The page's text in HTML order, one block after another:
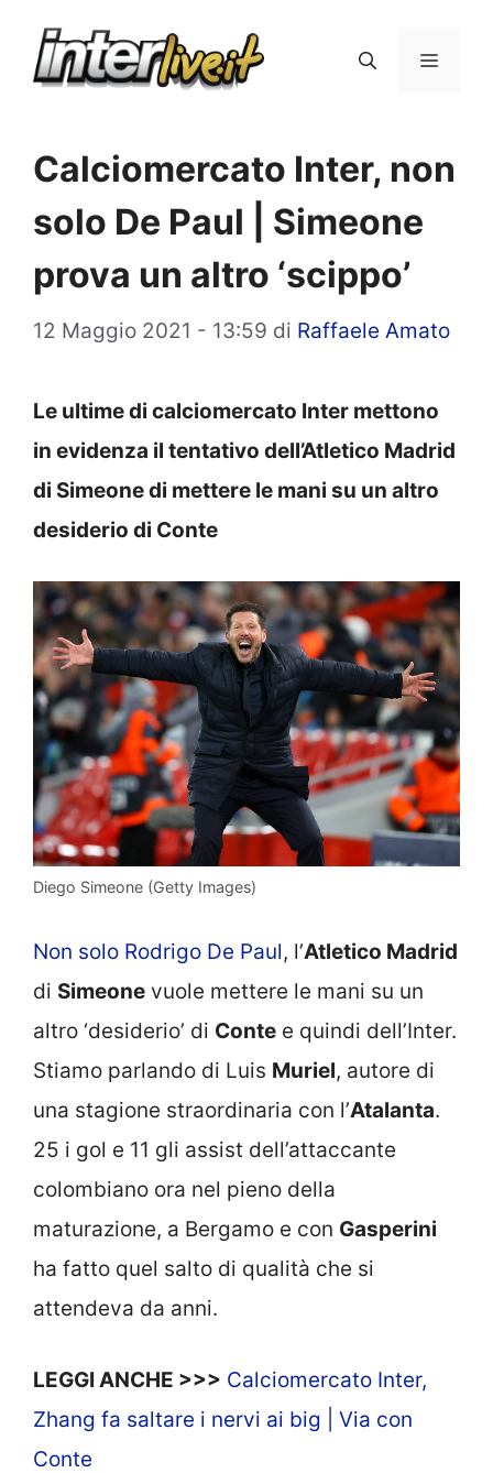
Menu
Calciomercato Inter, non
solo De Paul | Simeone
prova un altro ‘scippo’
12 Maggio 2021 - 13:59 di Raffaele Amato
Le ultime di calciomercato Inter mettono
in evidenza il tentativo dell’Atletico Madrid
di Simeone di mettere le mani su un altro
desiderio di Conte
Diego Simeone (Getty Images)
Non solo Rodrigo De Paul, l’Atletico Madrid
di Simeone vuole mettere le mani su un
altro ‘desiderio’ di Conte e quindi dell’Inter.
Stiamo parlando di Luis Muriel, autore di
una stagione straordinaria con l’Atalanta.
25 i gol e 11 gli assist dell’attaccante
colombiano ora nel pieno della
maturazione, a Bergamo e con Gasperini
ha fatto quel salto di qualità che si
attendeva da anni.
LEGGI ANCHE >>> Calciomercato Inter,
Zhang fa saltare i nervi ai big | Via con
Conte